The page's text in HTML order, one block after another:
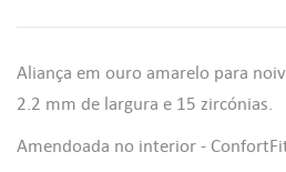
Aliança em ouro amarelo para
2.2 mm de largura e 15 zircónias.
Amendoada no interior -
AS MINHAS LISTAS DE
((TITLE))
ENTRAR